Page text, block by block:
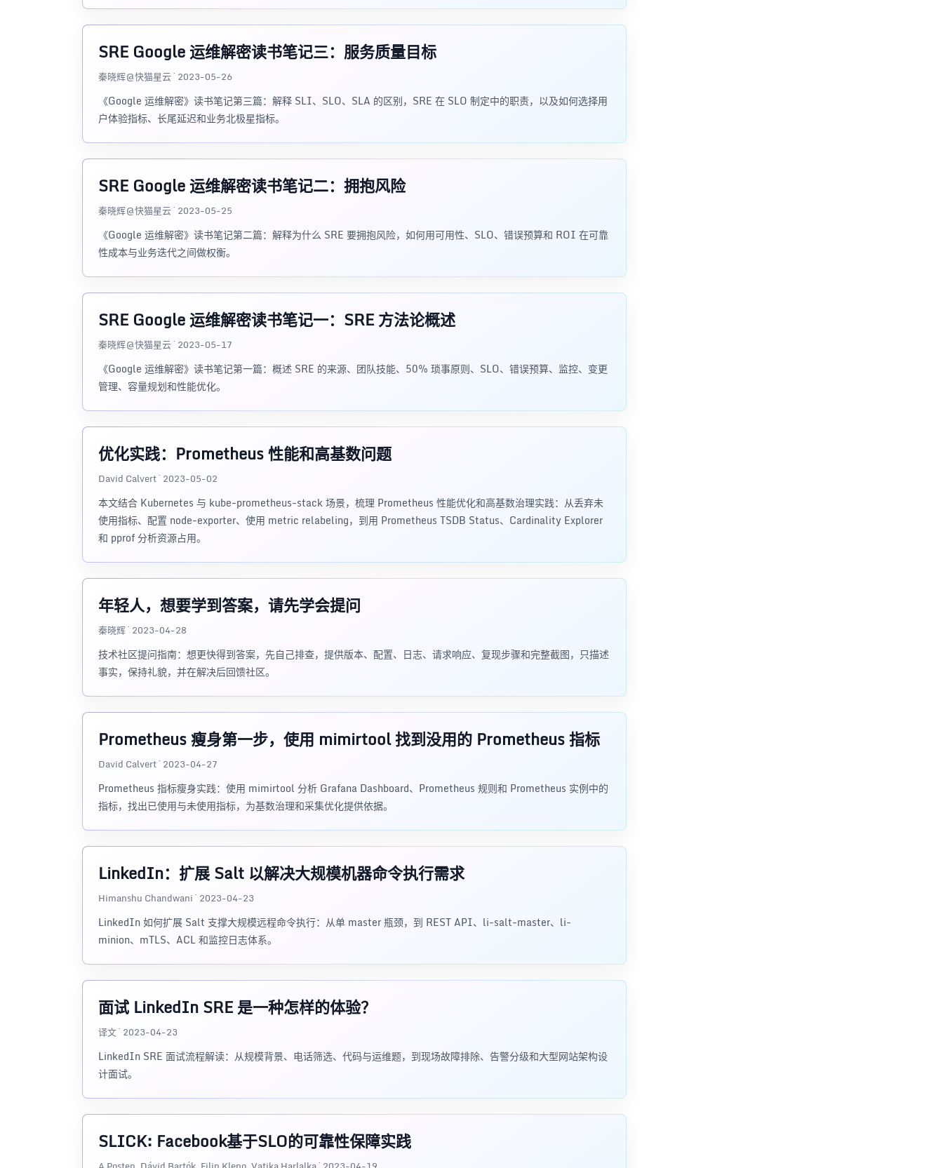
SRE Google 运维解密读书笔记三：服务质量目标
秦晓辉@快猫星云 · 2023-05-26
《Google 运维解密》读书笔记第三篇：解释 SLI、SLO、SLA 的区别，SRE 在 SLO 制定中的职责，以及如何选择用
户体验指标、长尾延迟和业务北极星指标。
SRE Google 运维解密读书笔记二：拥抱风险
秦晓辉@快猫星云 · 2023-05-25
《Google 运维解密》读书笔记第二篇：解释为什么 SRE 要拥抱风险，如何用可用性、SLO、错误预算和 ROI 在可靠
性成本与业务迭代之间做权衡。
SRE Google 运维解密读书笔记一：SRE 方法论概述
秦晓辉@快猫星云 · 2023-05-17
《Google 运维解密》读书笔记第一篇：概述 SRE 的来源、团队技能、50% 琐事原则、SLO、错误预算、监控、变更
管理、容量规划和性能优化。
优化实践：Prometheus 性能和高基数问题
David Calvert · 2023-05-02
本文结合 Kubernetes 与 kube-prometheus-stack 场景，梳理 Prometheus 性能优化和高基数治理实践：从丢弃未
使用指标、配置 node-exporter、使用 metric relabeling，到用 Prometheus TSDB Status、Cardinality Explorer
和 pprof 分析资源占用。
年轻人，想要学到答案，请先学会提问
秦晓辉 · 2023-04-28
技术社区提问指南：想更快得到答案，先自己排查，提供版本、配置、日志、请求响应、复现步骤和完整截图，只描述
事实，保持礼貌，并在解决后回馈社区。
Prometheus 瘦身第一步，使用 mimirtool 找到没用的 Prometheus 指标
David Calvert · 2023-04-27
Prometheus 指标瘦身实践：使用 mimirtool 分析 Grafana Dashboard、Prometheus 规则和 Prometheus 实例中的
指标，找出已使用与未使用指标，为基数治理和采集优化提供依据。
LinkedIn：扩展 Salt 以解决大规模机器命令执行需求
Himanshu Chandwani · 2023-04-23
LinkedIn 如何扩展 Salt 支撑大规模远程命令执行：从单 master 瓶颈，到 REST API、li-salt-master、li-
minion、mTLS、ACL 和监控日志体系。
面试 LinkedIn SRE 是一种怎样的体验？
译文 · 2023-04-23
LinkedIn SRE 面试流程解读：从规模背景、电话筛选、代码与运维题，到现场故障排除、告警分级和大型网站架构设
计面试。
SLICK: Facebook基于SLO的可靠性保障实践